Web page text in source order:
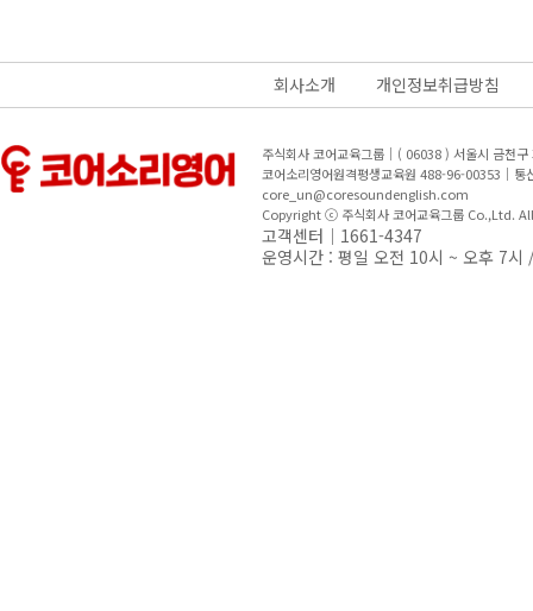
회사소개 개인정보취급방침
주식회사 코어교육그룹｜( 06038 ) 서울시 금천
코어소리영어원격평생교육원 488-96-00353｜
core_un@coresoundenglish.com
Copyright ⓒ 주식회사 코어교육그룹 Co.,Ltd.
고객센터｜1661-4347
운영시간 : 평일 오전 10시 ~ 오후 7